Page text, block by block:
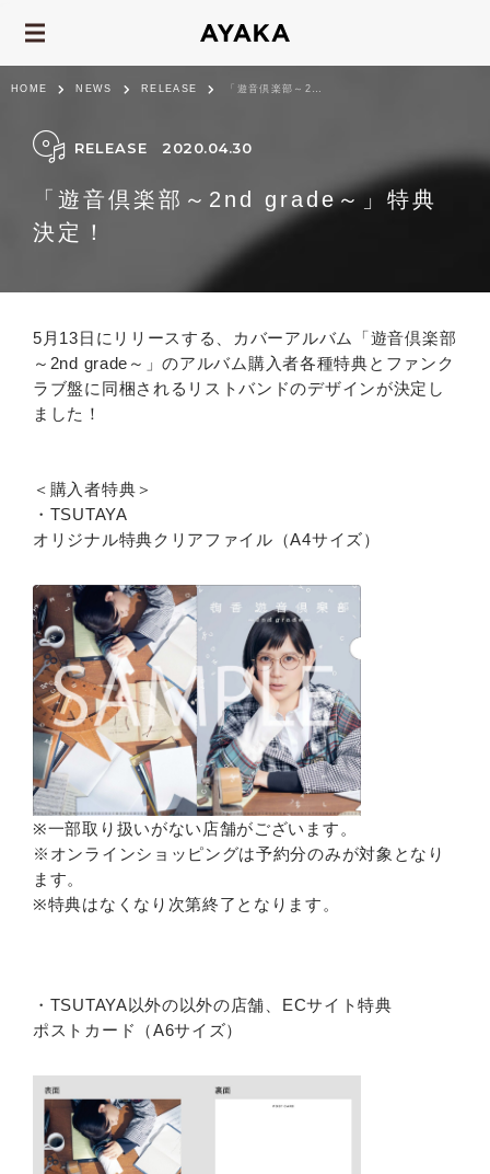
HOME NEWS RELEASE 「遊音倶楽部～2nd grade～」特典決定！
RELEASE 2020.04.30
「遊音倶楽部～2nd grade～」特典
決定！
5月13日にリリースする、カバーアルバム「遊音倶楽部
～2nd grade～」のアルバム購入者各種特典とファンク
ラブ盤に同梱されるリストバンドのデザインが決定し
ました！
＜購入者特典＞
・TSUTAYA
オリジナル特典クリアファイル（A4サイズ）
※一部取り扱いがない店舗がございます。
※オンラインショッピングは予約分のみが対象となり
ます。
※特典はなくなり次第終了となります。
・TSUTAYA以外の以外の店舗、ECサイト特典
ポストカード（A6サイズ）